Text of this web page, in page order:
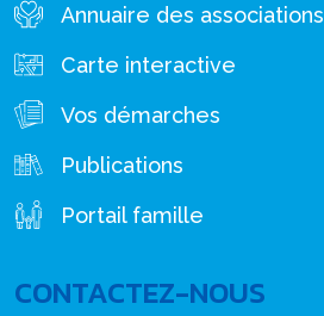
Annuaire des associations
Carte interactive
Vos démarches
Publications
Portail famille
CONTACTEZ-NOUS